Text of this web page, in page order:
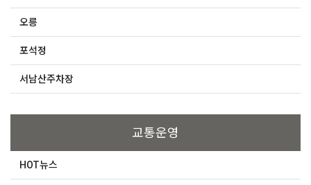
오릉
포석정
서남산주차장
교통운영
HOT뉴스